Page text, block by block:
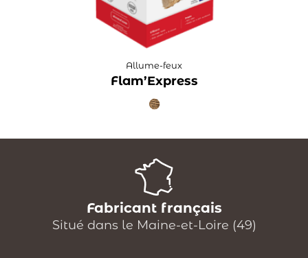
Allume-feux
Flam’Express
Fabricant français
Situé dans le Maine-et-Loire (49)